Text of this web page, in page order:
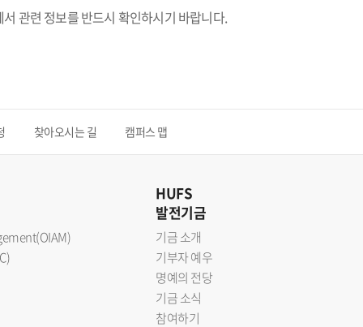
관련 정보를 반드시 확인하시기 바랍니다.
찾아오시는 길 캠퍼스 맵
HUFS
발전기금
기금 소개
기부자 예우
명예의 전당
기금 소식
참여하기